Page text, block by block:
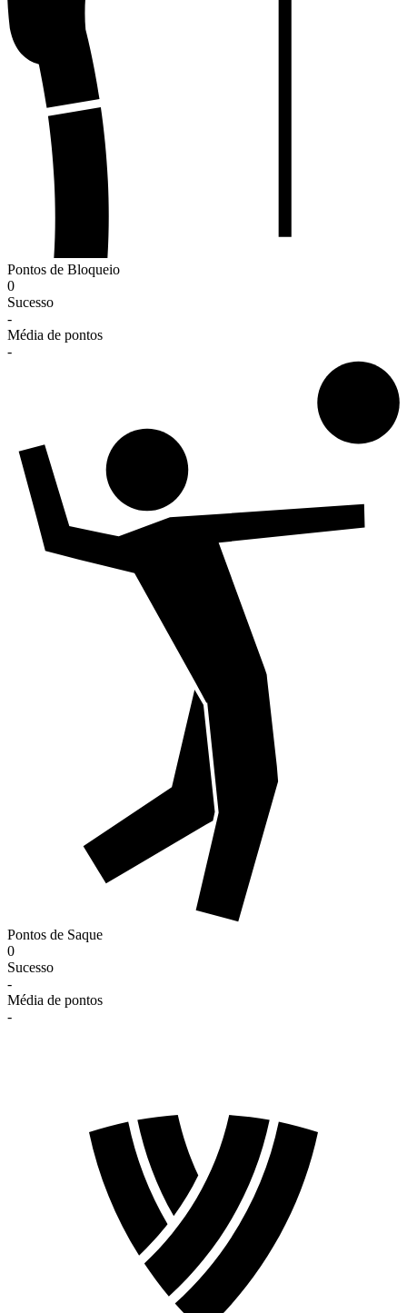
Pontos de Bloqueio
0
Sucesso
-
Média de pontos
-
Pontos de Saque
0
Sucesso
-
Média de pontos
-